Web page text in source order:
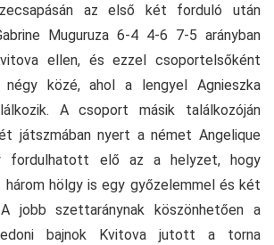
az első két forduló után
Muguruza 6-4 4-6 7-5 arányban
ellen, és ezzel csoportelsőként
közé, ahol a lengyel Agnieszka
A csoport másik találkozóján
játszmában nyert a német Angelique
fordulhatott elő az a helyzet, hogy
három hölgy is egy győzelemmel és két
jobb szettaránynak köszönhetően a
bajnok Kvitova jutott a torna